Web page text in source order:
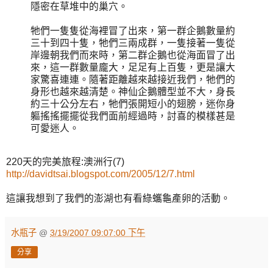
隱密在草堆中的巢穴。
牠們一隻隻從海裡冒了出來，第一群企鵝數量約
三十到四十隻，牠們三兩成群，一隻接著一隻從
岸邊朝我們而來時，第二群企鵝也從海面冒了出
來，這一群數量龐大，足足有上百隻，更是讓大
家驚喜連連。隨著距離越來越接近我們，牠們的
身形也越來越清楚。神仙企鵝體型並不大，身長
約三十公分左右，牠們張開短小的翅膀，迷你身
軀搖搖擺擺從我們面前經過時，討喜的模樣甚是
可愛迷人。
220天的完美旅程:澳洲行(7)
http://davidtsai.blogspot.com/2005/12/7.html
這讓我想到了我們的澎湖也有看綠蠵龜產卵的活動。
水瓶子 @ 3/19/2007 09:07:00 下午
分享